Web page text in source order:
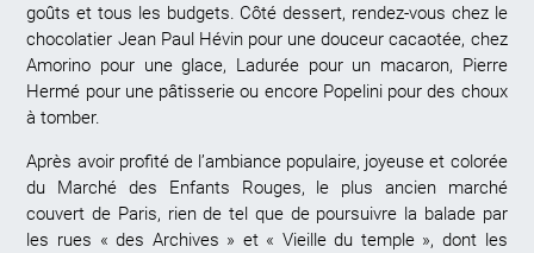
goûts et tous les budgets. Côté dessert, rendez-vous chez le
chocolatier Jean Paul Hévin pour une douceur cacaotée, chez
Amorino pour une glace, Ladurée pour un macaron, Pierre
Hermé pour une pâtisserie ou encore Popelini pour des choux
à tomber.
Après avoir profité de l’ambiance populaire, joyeuse et colorée
du Marché des Enfants Rouges, le plus ancien marché
couvert de Paris, rien de tel que de poursuivre la balade par
les rues « des Archives » et « Vieille du temple », dont les